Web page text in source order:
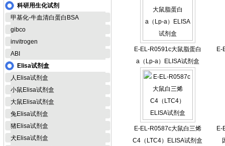
科研用生化试剂
甲基化-牛血清白蛋白BSA
gibco
invitrogen
ABI
Elisa试剂盒
人Elisa试剂盒
小鼠Elisa试剂盒
大鼠Elisa试剂盒
兔Elisa试剂盒
猪Elisa试剂盒
犬Elisa试剂盒
E-EL-R0591c大鼠脂蛋白
a（Lp-a）ELISA试剂盒
E-
E-EL-R0587c大鼠白三烯
C4（LTC4）ELISA试剂盒
E-